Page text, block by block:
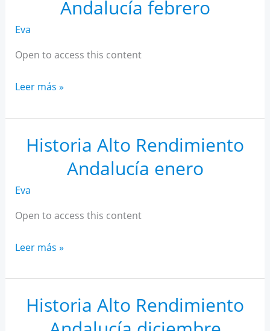
Andalucía febrero
Eva
Open to access this content
Historia
Rendimiento
Andalucía
febrero
Leer más »
Historia Alto Rendimiento
Andalucía enero
Eva
Open to access this content
Historia
Rendimiento
Andalucía
enero
Leer más »
Historia Alto Rendimiento